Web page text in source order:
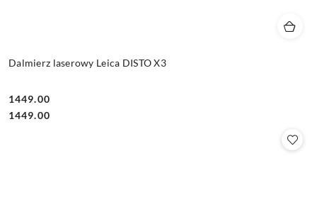
Dalmierz laserowy Leica DISTO X3
Cena:
1449.00
Cena:
1449.00